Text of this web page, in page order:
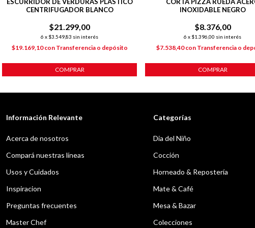
CENTRIFUGADOR BLANCO
$21.299,00
6 x $3.549,83 sin interés
$19.169,10con Transferencia o depósito
COMPRAR
INOXIDABLE NEGRO
$8.376,00
6 x $1.396,00 sin interés
$7.538,40con Transferencia o
COMPRAR
Información Relevante
Acerca de nosotros
Compará nuestras líneas
Usos y Cuidados
Inspiracion
Preguntas frecuentes
Master Chef
Categorías
Dia del Niño
Cocción
Horneado & Repostería
Mate & Café
Mesa & Bazar
Colecciones